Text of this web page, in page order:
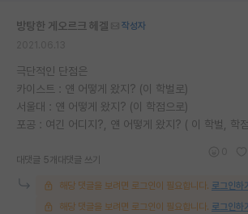
방탕한 게오르크 헤겔
작성자
극단적인 단점은
카이스트 : 얜 어떻게 왔지? (이 학벌로)
서울대 : 얜 어떻게 왔지? (이 학점으로)
포공 : 여긴 어디지?, 얜 어떻게 왔지? ( 이 학벌, 학
대댓글 5개 대댓글 쓰기
해당 댓글을 보려면 로그인이 필요합니다. 로그인하기
해당 댓글을 보려면 로그인이 필요합니다. 로그인하기